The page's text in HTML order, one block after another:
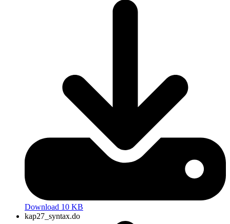
Download 10 KB
kap27_syntax.do